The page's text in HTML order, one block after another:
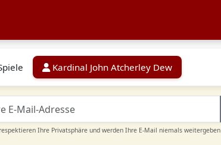
Kardinal John Atcherley Dew
Ihre Privatsphäre und werden Ihre E-Mail niemals weitergeben